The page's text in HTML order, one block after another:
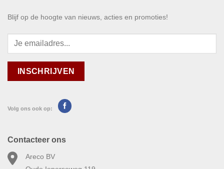
Blijf op de hoogte van nieuws, acties en promoties!
Volg ons ook op:
Contacteer ons
Areco BV